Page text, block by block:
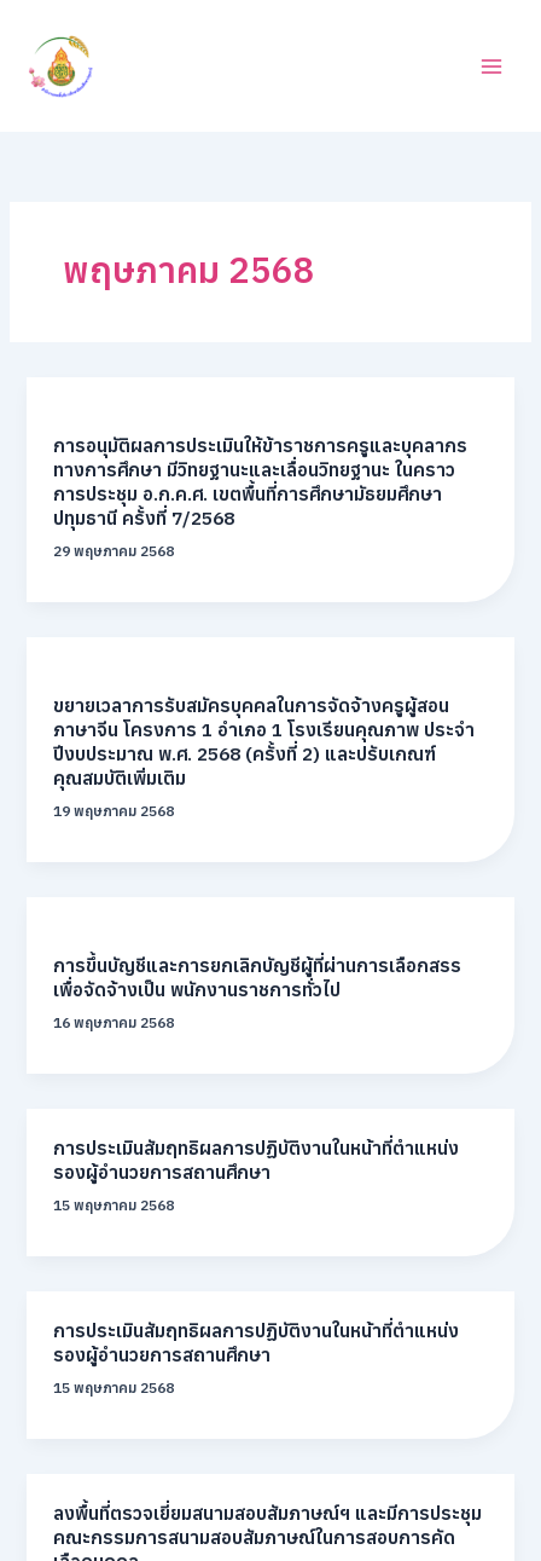
content
พฤษภาคม 2568
การอนุมัติผลการประเมินให้ข้าราชการครูและบุคลากร
ทางการศึกษา มีวิทยฐานะและเลื่อนวิทยฐานะ ในคราว
การประชุม อ.ก.ค.ศ. เขตพื้นที่การศึกษามัธยมศึกษา
ปทุมธานี ครั้งที่ 7/2568
29 พฤษภาคม 2568
ขยายเวลาการรับสมัครบุคคลในการจัดจ้างครูผู้สอน
ภาษาจีน โครงการ 1 อำเภอ 1 โรงเรียนคุณภาพ ประจำ
ปีงบประมาณ พ.ศ. 2568 (ครั้งที่ 2) และปรับเกณฑ์
คุณสมบัติเพิ่มเติม
19 พฤษภาคม 2568
การขึ้นบัญชีและการยกเลิกบัญชีผู้ที่ผ่านการเลือกสรร
เพื่อจัดจ้างเป็น พนักงานราชการทั่วไป
16 พฤษภาคม 2568
การประเมินสัมฤทธิผลการปฏิบัติงานในหน้าที่ตำแหน่ง
รองผู้อำนวยการสถานศึกษา
15 พฤษภาคม 2568
การประเมินสัมฤทธิผลการปฏิบัติงานในหน้าที่ตำแหน่ง
รองผู้อำนวยการสถานศึกษา
15 พฤษภาคม 2568
ลงพื้นที่ตรวจเยี่ยมสนามสอบสัมภาษณ์ฯ และมีการประชุม
คณะกรรมการสนามสอบสัมภาษณ์ในการสอบการคัด
ห
า